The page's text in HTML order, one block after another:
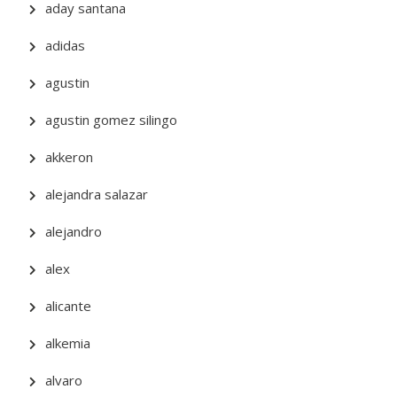
aday santana
adidas
agustin
agustin gomez silingo
akkeron
alejandra salazar
alejandro
alex
alicante
alkemia
alvaro